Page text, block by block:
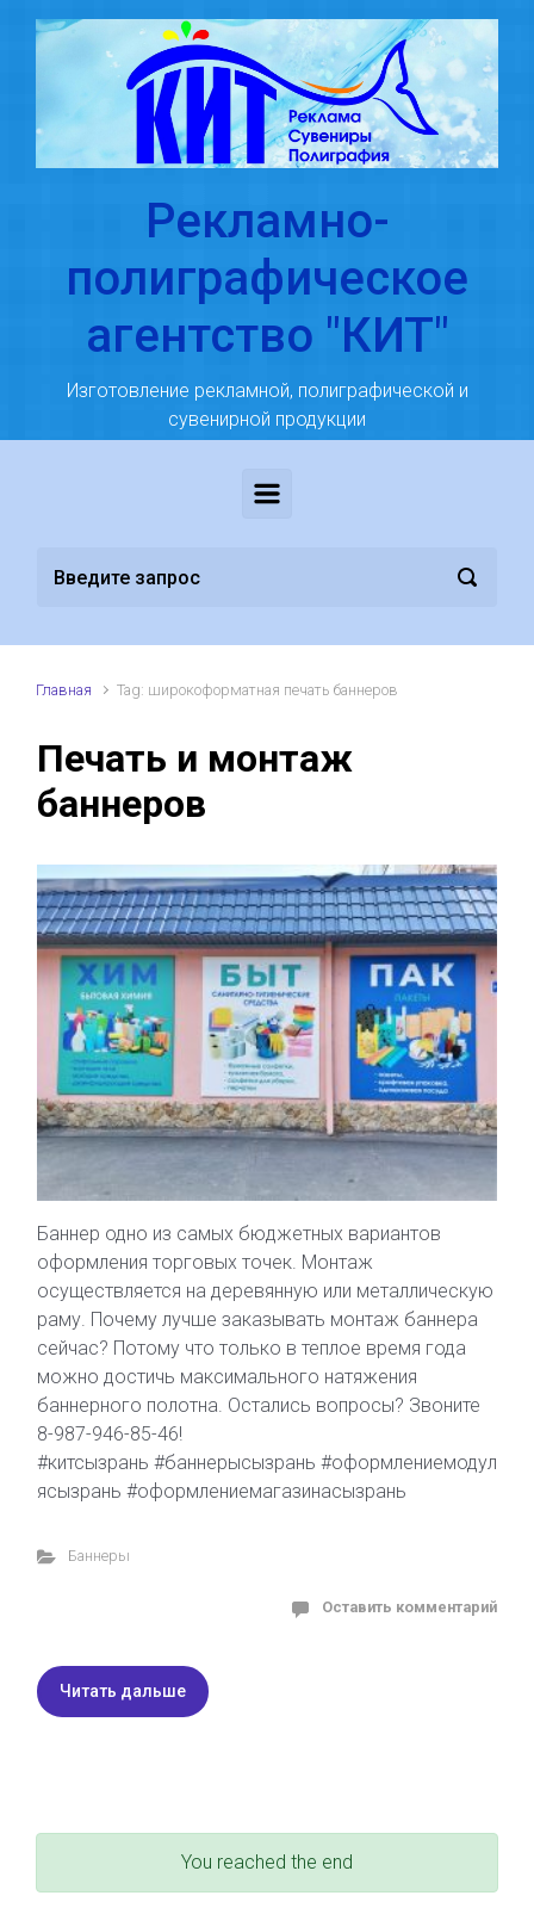
Skip to main content
Рекламно-
полиграфическое
агентство "КИТ"
Изготовление рекламной, полиграфической и
сувенирной продукции
Главная Tag: широкоформатная печать баннеров
Печать и монтаж
баннеров
Баннер одно из самых бюджетных вариантов
оформления торговых точек. Монтаж
осуществляется на деревянную или металлическую
раму. Почему лучше заказывать монтаж баннера
сейчас? Потому что только в теплое время года
можно достичь максимального натяжения
баннерного полотна. Остались вопросы? Звоните
8-987-946-85-46!
#китсызрань #баннерысызрань #оформлениемодул
ясызрань #оформлениемагазинасызрань
Баннеры
Оставить комментарий
Читать дальше
You reached the end